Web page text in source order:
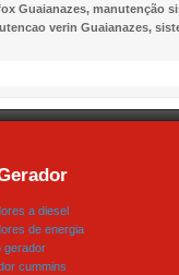
Guaianazes, manutenção
verin Guaianazes,
a diesel
de energia
gerador
cummins